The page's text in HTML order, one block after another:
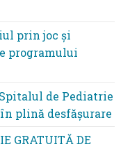
prin joc și
programului
de Pediatrie
plină desfășurare
GRATUITĂ DE